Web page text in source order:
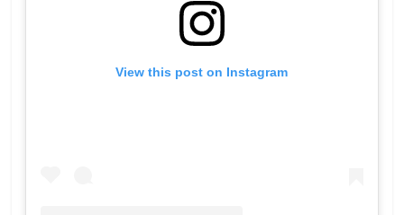
View this post on Instagram